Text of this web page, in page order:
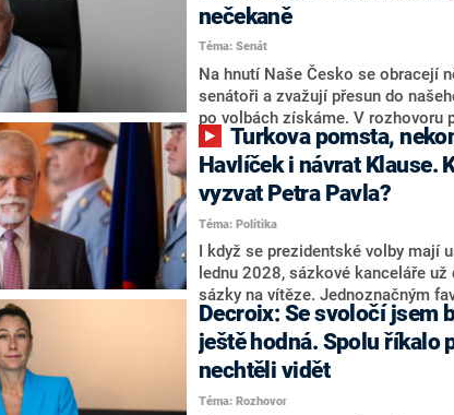
senátních volbách kandiduje ve
aktivitu opozice, o níž vládní
komentátoři mluví jako o slabé a v
úmorná práce upozorňovat na
námi navíc nechodí do debat.
svoje témata,“ odpověděl Grolich
NEWS.
nečekaně
Téma: Senát
Na hnutí Naše Česko se obracejí
senátoři a zvažují přesun do
po volbách získáme. V rozhovoru
NEWS to řekl zakladatel hnutí a
Martin Kuba. Konkrétní nebyl, ale
například senátora Zdeňka Hrabu,
součástí klubu ODS a TOP 09.
redakce nevyloučil. Předseda klubu
Zdeněk Nytra redakci řekl, že
některých senátorů z klubu a že
nepřítel, ale soupeř.
Havlíček i návrat Klause.
vyzvat Petra Pavla?
Téma: Politika
I když se prezidentské volby mají
lednu 2028, sázkové kanceláře
sázky na vítěze. Jednoznačným
hlava státu Petr Pavel. Daleko za
zmiňují dva výrazné politiky ANO,
Andreje Babiše a ministra
Oblíbeným tipem samotných
Motoristy Filip Turek. Politolog Jan
Decroix: Se svoločí jsem
ještě hodná. Spolu říkalo
nechtěli vidět
Téma: Rozhovor